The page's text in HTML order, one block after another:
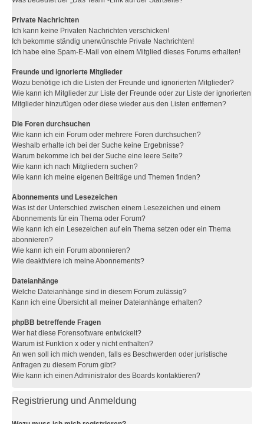
Private Nachrichten
Ich kann keine Privaten Nachrichten verschicken!
Ich bekomme ständig unerwünschte Private Nachrichten!
Ich habe eine Spam-E-Mail von einem Mitglied dieses Forums erhalten!
Freunde und ignorierte Mitglieder
Wozu benötige ich die Listen der Freunde und ignorierten Mitglieder?
Wie kann ich Mitglieder zur Liste der Freunde oder zur Liste der ignorierten
Mitglieder hinzufügen oder diese wieder aus den Listen entfernen?
Die Foren durchsuchen
Wie kann ich ein Forum oder mehrere Foren durchsuchen?
Weshalb erhalte ich bei der Suche keine Ergebnisse?
Warum bekomme ich bei der Suche eine leere Seite?
Wie kann ich nach Mitgliedern suchen?
Wie kann ich meine eigenen Beiträge und Themen finden?
Abonnements und Lesezeichen
Was ist der Unterschied zwischen einem Lesezeichen und einem
Abonnements für ein Thema oder Forum?
Wie kann ich ein Lesezeichen auf ein Thema setzen oder ein Thema
abonnieren?
Wie kann ich ein Forum abonnieren?
Wie deaktiviere ich meine Abonnements?
Dateianhänge
Welche Dateianhänge sind in diesem Forum zulässig?
Kann ich eine Übersicht all meiner Dateianhänge erhalten?
phpBB betreffende Fragen
Wer hat diese Forensoftware entwickelt?
Warum ist Funktion x oder y nicht enthalten?
An wen soll ich mich wenden, falls es Beschwerden oder juristische
Anfragen zu diesem Forum gibt?
Wie kann ich einen Administrator des Boards kontaktieren?
Registrierung und Anmeldung